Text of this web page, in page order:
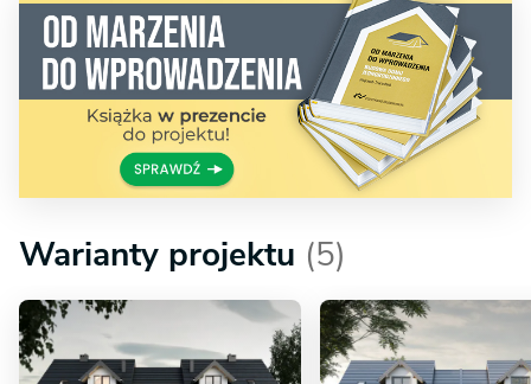
Warianty projektu (5)